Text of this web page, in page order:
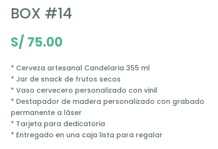
BOX #14
S/ 75.00
* Cerveza artesanal Candelaria 355 ml
* Jar de snack de frutos secos
* Vaso cervecero personalizado con vinil
* Destapador de madera personalizado con grabado
permanente a láser
* Tarjeta para dedicatoria
* Entregado en una caja lista para regalar